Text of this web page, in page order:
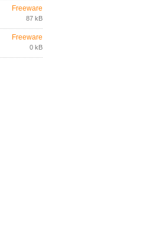
Freeware
87 kB
Freeware
0 kB